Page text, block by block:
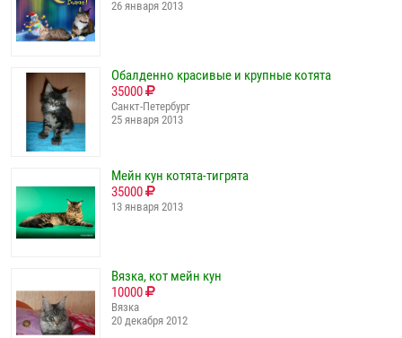
26 января 2013
Обалденно красивые и крупные котята
35000
Санкт-Петербург
25 января 2013
Мейн кун котята-тигрята
35000
13 января 2013
Вязка, кот мейн кун
10000
Вязка
20 декабря 2012